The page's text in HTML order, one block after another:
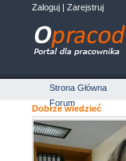
Zaloguj | Zarejstruj
Strona Główna
Forum
Dobrze wiedzieć